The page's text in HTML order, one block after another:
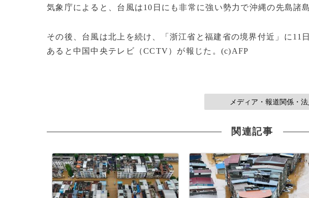
気象庁によると、台風は10日にも非常に強い勢力で沖縄の先島諸
その後、台風は北上を続け、「浙江省と福建省の境界付近」に11
あると中国中央テレビ（CCTV）が報じた。(c)AFP
メディア・報道関係・
関連記事